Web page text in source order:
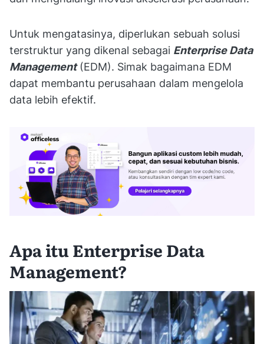
Untuk mengatasinya, diperlukan sebuah solusi
terstruktur yang dikenal sebagai Enterprise Data
Management(EDM). Simak bagaimana EDM
dapat membantu perusahaan dalam mengelola
data lebih efektif.
Apa itu Enterprise Data
Management?